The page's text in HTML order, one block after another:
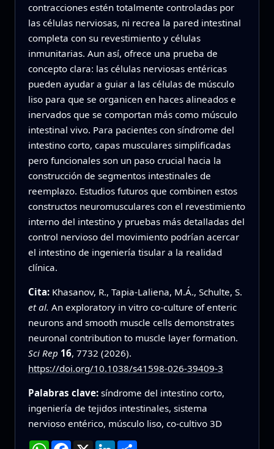
contracciones estén totalmente controladas por
las células nerviosas, ni recrea la pared intestinal
completa con su revestimiento y células
inmunitarias. Aun así, ofrece una prueba de
concepto clara: las células nerviosas entéricas
pueden ayudar a guiar a las células de músculo
liso para que se organicen en haces alineados e
inervados que se comportan más como músculo
intestinal vivo. Para pacientes con síndrome del
intestino corto, capas musculares simplificadas
pero funcionales son un paso crucial hacia la
construcción de segmentos intestinales de
reemplazo. Estudios futuros que combinen estos
constructos neuromusculares con el revestimiento
interno del intestino y pruebas más detalladas del
control nervioso del movimiento podrían acercar
el intestino de ingeniería tisular a la realidad
clínica.
Cita: Khasanov, R., Tapia-Laliena, M.Á., Schulte, S.
et al. An exploratory in vitro co-culture of enteric
neurons and smooth muscle cells demonstrates
neuronal contribution to muscle layer formation.
Sci Rep 16, 7732 (2026).
https://doi.org/10.1038/s41598-026-39409-3
Palabras clave: síndrome del intestino corto,
ingeniería de tejidos intestinales, sistema
nervioso entérico, músculo liso, co-cultivo 3D
WhatsApp
Facebook
X LinkedInCompartir